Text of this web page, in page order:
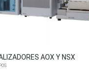
AOX Y NSX